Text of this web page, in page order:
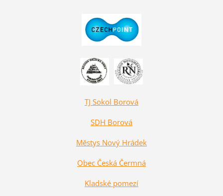
TJ Sokol Borová
SDH Borová
Městys Nový Hrádek
Obec Česká Čermná
Kladské pomezí